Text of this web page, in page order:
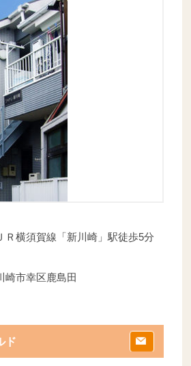
ＪＲ横須賀線「新川崎」駅徒歩5分
崎市幸区鹿島田
ド